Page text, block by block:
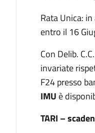
Rata Unica:
entro il 16
Con Delib.
invariate
F24 presso
IMU è
TARI –